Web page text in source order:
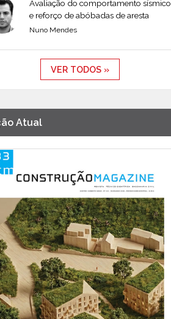
Avaliação do comportamento sísmico
e reforço de abóbadas de aresta
Nuno Mendes
VER TODOS »
Atual